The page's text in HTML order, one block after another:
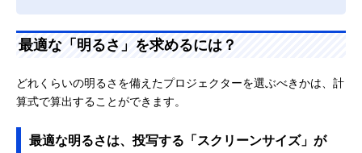
最適な「明るさ」を求めるには？
どれくらいの明るさを備えたプロジェクターを選ぶべきかは、計
算式で算出することができます。
最適な明るさは、投写する「スクリーンサイズ」が